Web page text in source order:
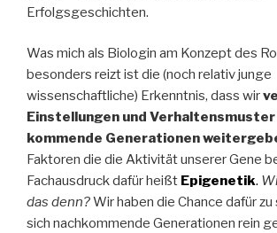
Erfolgsgeschichten.
Was mich als Biologin am Konzept des
besonders reizt ist die (noch relativ junge
wissenschaftliche) Erkenntnis, dass wir
Einstellungen und Verhaltensmuster
kommende Generationen
Faktoren die die Aktivität unserer Gene
Fachausdruck dafür heißt Epigenetik.
das denn?Wir haben die Chance dafür
sich nachkommende Generationen rein